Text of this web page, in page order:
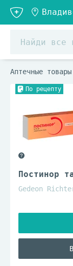
Аптечные товары
По рецепту
Постинор
Gedeon